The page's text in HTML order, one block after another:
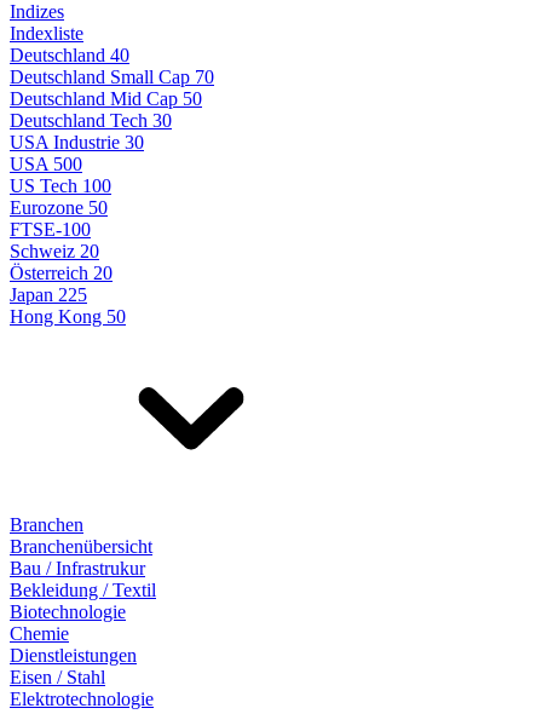
Indizes
Indexliste
Deutschland 40
Deutschland Small Cap 70
Deutschland Mid Cap 50
Deutschland Tech 30
USA Industrie 30
USA 500
US Tech 100
Eurozone 50
FTSE-100
Schweiz 20
Österreich 20
Japan 225
Hong Kong 50
Branchen
Branchenübersicht
Bau / Infrastrukur
Bekleidung / Textil
Biotechnologie
Chemie
Dienstleistungen
Eisen / Stahl
Elektrotechnologie